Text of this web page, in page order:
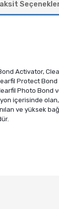
Activator,
Protect
Photo Bond
içerisinde olan,
ve yüksek